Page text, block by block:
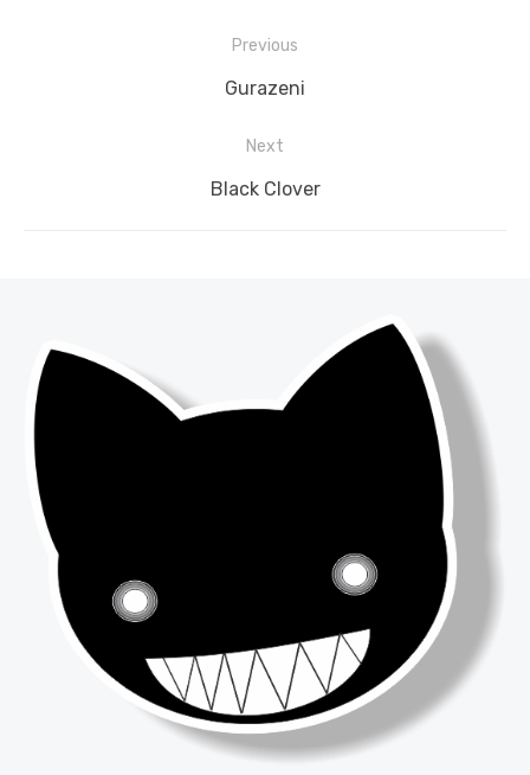
Previous
Previous
Gurazeni
Next
Next
Black Clover